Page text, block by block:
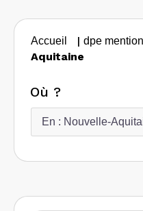
Accueil | dpe mention
Aquitaine
Où ?